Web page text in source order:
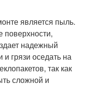
является пыль.
поверхности,
надежный
грязи оседать на
так как
сложной и